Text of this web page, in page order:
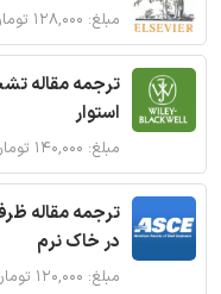
مبلغ: ۱۲۸,۰۰۰ تومان
ترجمه مقاله
استوار
مبلغ: ۱۴۰,۰۰۰ تومان
ترجمه مقاله
در خاک نرم
مبلغ: ۱۲۰,۰۰۰ تومان